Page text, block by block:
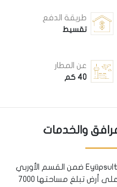
طريقة الدفع
تقسيط
عن المطار
40 كم
والخدمات
يقع المشروع في منطقة Eyüpsultan ضمن القسم الأوربي
من اسطنبول، المشروع مبني على أرض تبلغ مساحتها 7000